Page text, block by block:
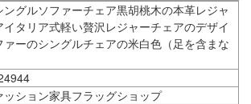
ングルソファーチェア黒胡桃木の本革レジャ
イタリア式軽い贅沢レジャーチェアのデザイ
ァーのシングルチェアの米白色（足を含まな
ッション家具フラッグショップ